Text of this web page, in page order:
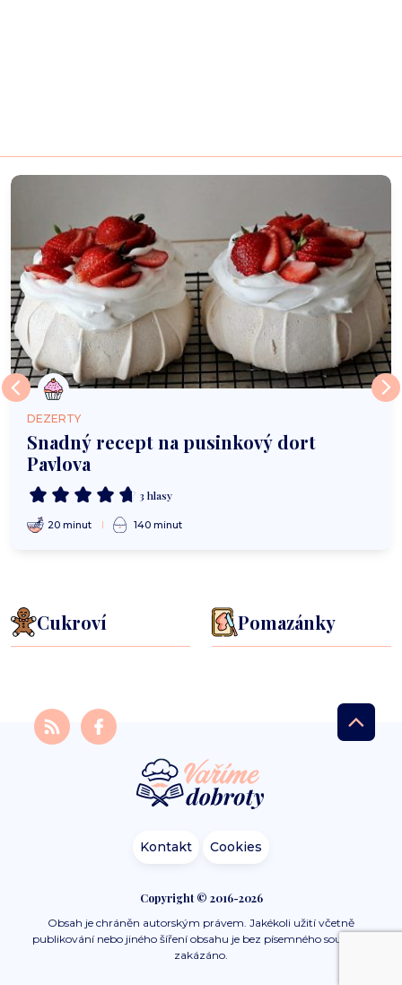
DEZERTY
Snadný recept na pusinkový dort
Pavlova
3 hlasy
20 minut 140 minut
Cukroví Pomazánky
Kontakt Cookies
Copyright © 2016-2026
Obsah je chráněn autorským právem. Jakékoli užití včetně
publikování nebo jiného šíření obsahu je bez písemného souhlasu
zakázáno.